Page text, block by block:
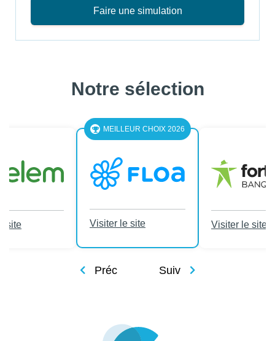
Faire une simulation
Notre sélection
site
MEILLEUR CHOIX 2026
Visiter le site Visiter le site
Préc Suiv